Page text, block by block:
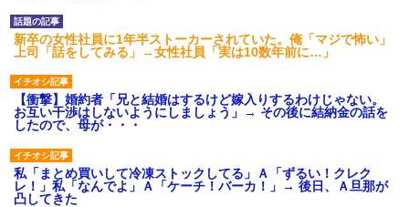
新卒の女性社員に1年半ストーカーされていた。俺「マジで怖い」
上司「話をしてみる」→女性社員「実は10数年前に…」
【衝撃】婚約者「兄と結婚はするけど嫁入りするわけじゃない。
お互い干渉はしないようにしましょう」→ その後に結納金の話を
したので、母が・・・
私「まとめ買いして冷凍ストックしてる」Ａ「ずるい！クレク
レ！」私「なんでよ」Ａ「ケーチ！バーカ！」→ 後日、Ａ旦那が
凸してきた